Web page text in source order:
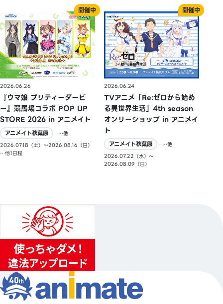
2026.06.26
『ウマ娘 プリティーダービ
ー』競馬場コラボ POP UP
STORE 2026 in アニメイト
アニメイト秋葉原
…他
2026.07.18（土）〜2026.08.16（日）
…他1日程
2026.06.24
TVアニメ「Re:ゼロから始め
る異世界生活」4th season
オンリーショップ in アニメイ
ト
アニメイト秋葉原
…他
2026.07.22（水）〜
2026.08.09（日）